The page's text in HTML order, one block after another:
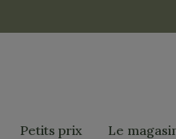
Petits prix Le